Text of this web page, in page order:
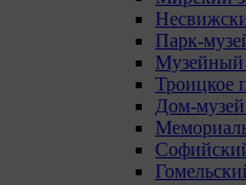
Парк-
Музейный
Троицкое
Дом-